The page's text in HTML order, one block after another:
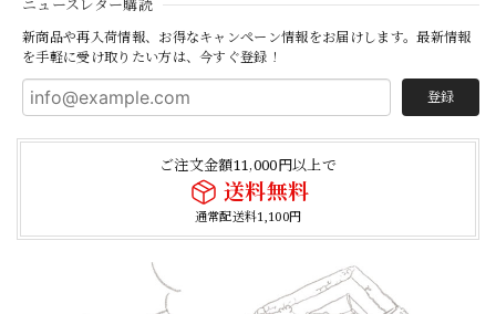
ニュースレター購読
新商品や再入荷情報、お得なキャンペーン情報をお届けします。最新情報
を手軽に受け取りたい方は、今すぐ登録！
登録
ご注文金額11,000円以上で
送料無料
通常配送料1,100円